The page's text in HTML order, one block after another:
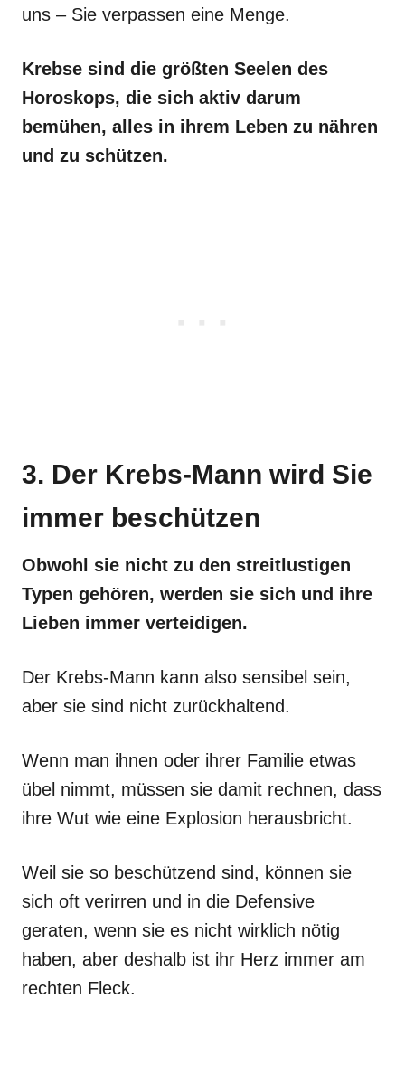
uns – Sie verpassen eine Menge.
Krebse sind die größten Seelen des
Horoskops, die sich aktiv darum
bemühen, alles in ihrem Leben zu nähren
und zu schützen.
3. Der Krebs-Mann wird Sie
immer beschützen
Obwohl sie nicht zu den streitlustigen
Typen gehören, werden sie sich und ihre
Lieben immer verteidigen.
Der Krebs-Mann kann also sensibel sein,
aber sie sind nicht zurückhaltend.
Wenn man ihnen oder ihrer Familie etwas
übel nimmt, müssen sie damit rechnen, dass
ihre Wut wie eine Explosion herausbricht.
Weil sie so beschützend sind, können sie
sich oft verirren und in die Defensive
geraten, wenn sie es nicht wirklich nötig
haben, aber deshalb ist ihr Herz immer am
rechten Fleck.